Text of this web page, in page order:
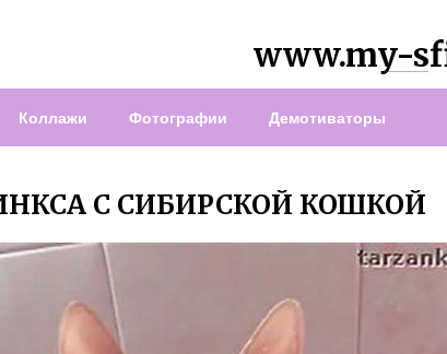
www.my-
Коллажи Фотографии Демотиваторы
С СИБИРСКОЙ КОШКОЙ